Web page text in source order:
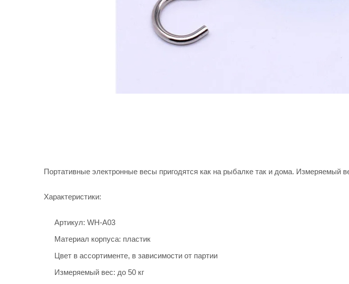
Портативные электронные весы пригодятся как на рыбалке так и дома. Измеряемый
Характеристики:
Артикул: WH-A03
Материал корпуса: пластик
Цвет в ассортименте, в зависимости от партии
Измеряемый вес: до 50 кг